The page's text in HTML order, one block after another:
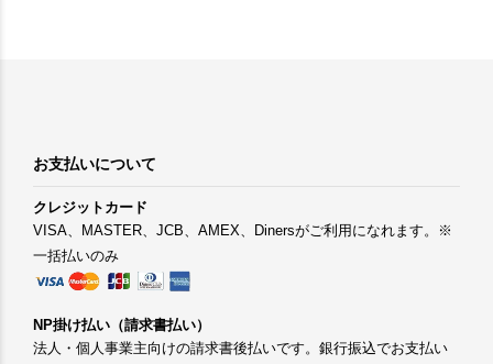
お支払いについて
クレジットカード
VISA、MASTER、JCB、AMEX、Dinersがご利用になれます。※
一括払いのみ
NP掛け払い（請求書払い）
法人・個人事業主向けの請求書後払いです。銀行振込でお支払い